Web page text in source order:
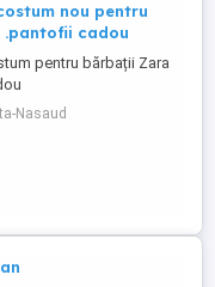
nou pentru
cadou
pentru bărbații Zara
Nasaud